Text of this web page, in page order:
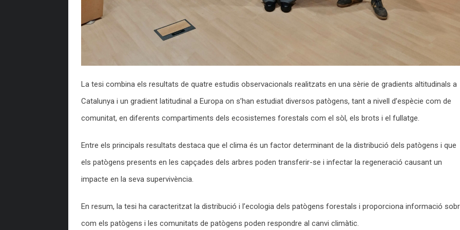
La tesi combina els resultats de quatre estudis observacionals realitzats en una sèrie de gradients altitudinals a
Catalunya i un gradient latitudinal a Europa on s’han estudiat diversos patògens, tant a nivell d’espècie com de
comunitat, en diferents compartiments dels ecosistemes forestals com el sòl, els brots i el fullatge.
Entre els principals resultats destaca que el clima és un factor determinant de la distribució dels patògens i que
els patògens presents en les capçades dels arbres poden transferir-se i infectar la regeneració causant un
impacte en la seva supervivència.
En resum, la tesi ha caracteritzat la distribució i l’ecologia dels patògens forestals i proporciona informació
com els patògens i les comunitats de patògens poden respondre al canvi climàtic.